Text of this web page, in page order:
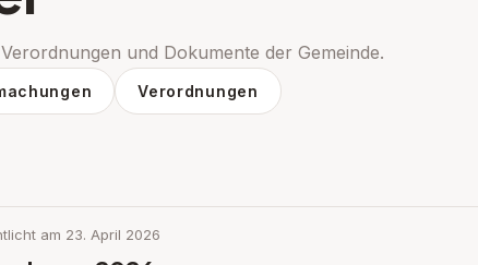
und Dokumente der Gemeinde.
Verordnungen
am 23. April 2026